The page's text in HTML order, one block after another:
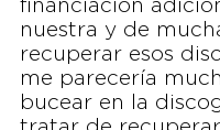
financiación
nuestra y de
recuperar esos
me parecería
bucear en la